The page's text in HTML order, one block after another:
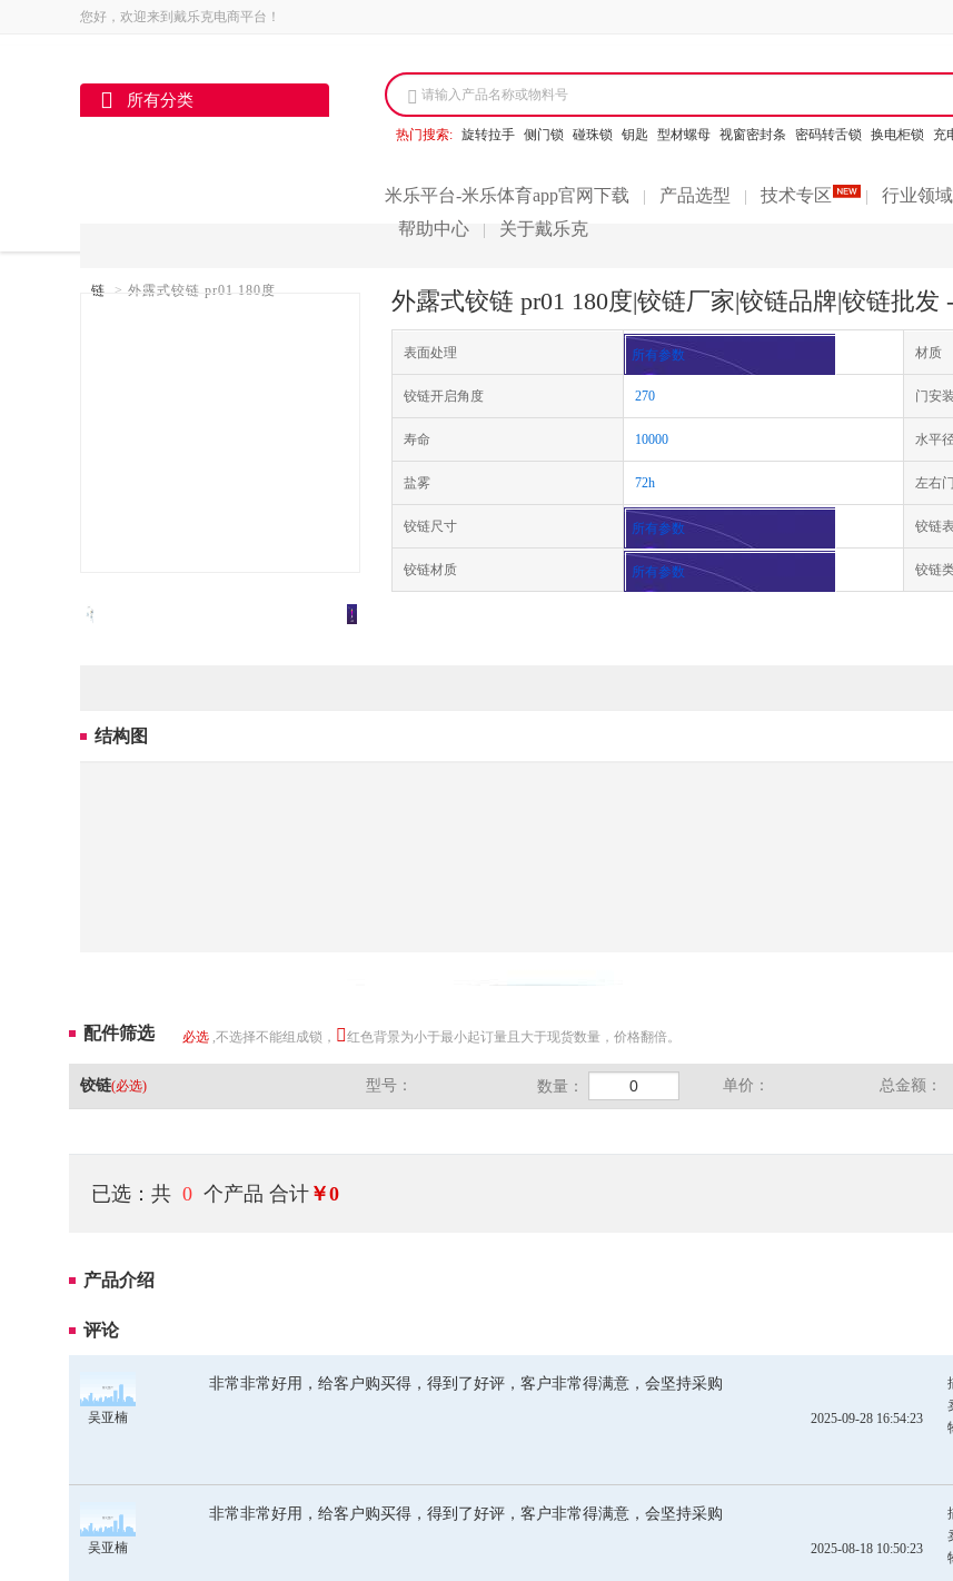
您好，欢迎来到戴乐克电商平台！
所有分类 请输入产品名称或物料号
热门搜索: 旋转拉手 侧门锁 碰珠锁 钥匙 型材螺母 视窗密封条 密码转舌锁 换电柜锁 充
米乐平台-米乐体育app官网下载 产品选型 技术专区 行业领域
帮助中心 关于戴乐克
链 > 外露式铰链 pr01 180度 外露式铰链 pr01 180度|铰链厂家|铰链品牌|铰链批发
表面处理 所有参数 材质
铰链开启角度 270 门安
寿命 10000 水平
盐雾 72h 左右门
铰链尺寸 所有参数 铰链
铰链材质 所有参数 铰链
结构图
配件筛选 必选 ,不选择不能组成锁， 红色背景为小于最小起订量且大于现货数量，价格翻倍。
铰链(必选) 型号： 数量： 单价： 总金额：
已选：共 0 个产品 合计 ￥0
产品介绍
评论
吴亚楠
非常非常好用，给客户购买得，得到了好评，客户非常得满意，会坚持采购
2025-09-28 16:54:23
吴亚楠
非常非常好用，给客户购买得，得到了好评，客户非常得满意，会坚持采购
2025-08-18 10:50:23